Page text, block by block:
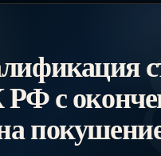
с